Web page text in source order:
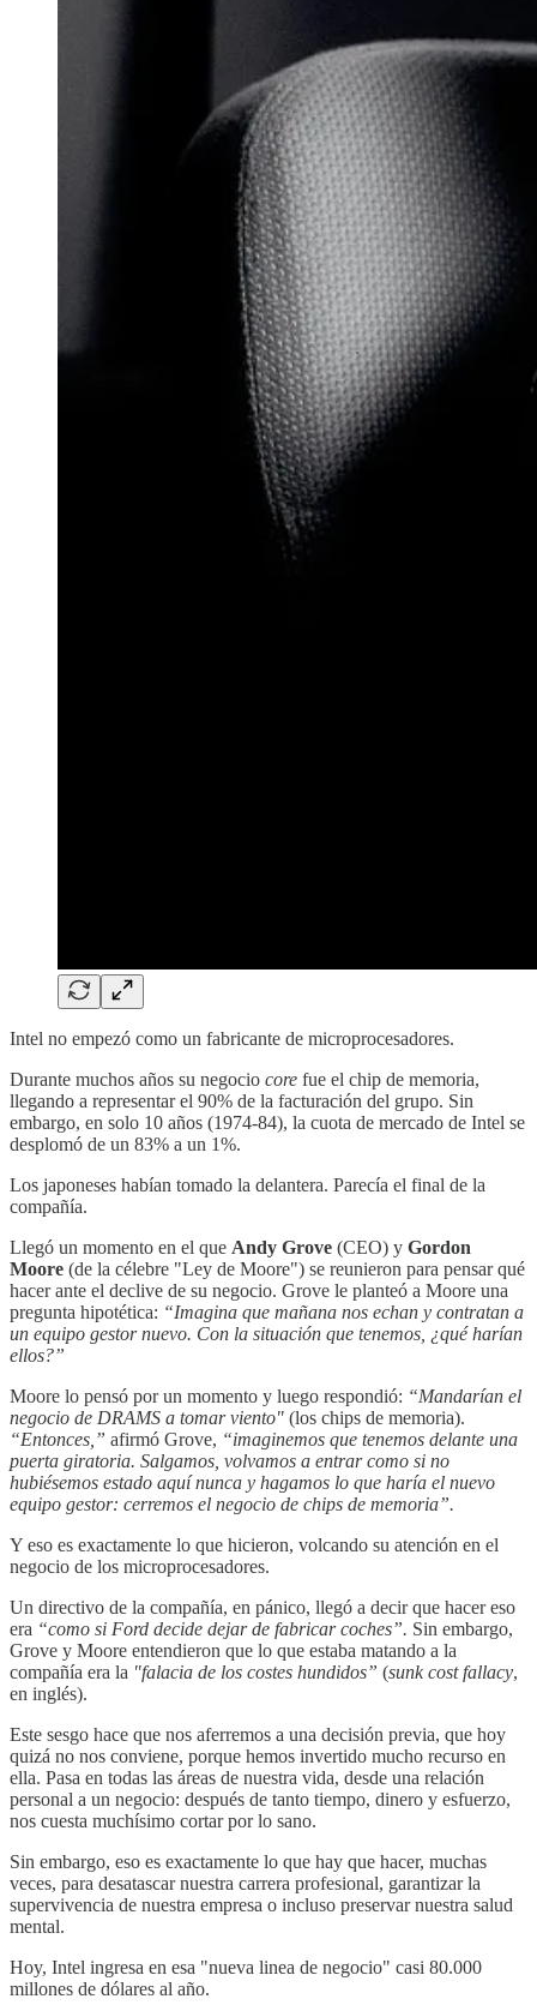
Intel no empezó como un fabricante de microprocesadores.
Durante muchos años su negocio core fue el chip de memoria,
llegando a representar el 90% de la facturación del grupo. Sin
embargo, en solo 10 años (1974-84), la cuota de mercado de Intel se
desplomó de un 83% a un 1%.
Los japoneses habían tomado la delantera. Parecía el final de la
compañía.
Llegó un momento en el que Andy Grove (CEO) y Gordon
Moore (de la célebre "Ley de Moore") se reunieron para pensar qué
hacer ante el declive de su negocio. Grove le planteó a Moore una
pregunta hipotética: “Imagina que mañana nos echan y contratan a
un equipo gestor nuevo. Con la situación que tenemos, ¿qué harían
ellos?”
Moore lo pensó por un momento y luego respondió: “Mandarían el
negocio de DRAMS a tomar viento" (los chips de memoria).
“Entonces,” afirmó Grove, “imaginemos que tenemos delante una
puerta giratoria. Salgamos, volvamos a entrar como si no
hubiésemos estado aquí nunca y hagamos lo que haría el nuevo
equipo gestor: cerremos el negocio de chips de memoria”.
Y eso es exactamente lo que hicieron, volcando su atención en el
negocio de los microprocesadores.
Un directivo de la compañía, en pánico, llegó a decir que hacer eso
era “como si Ford decide dejar de fabricar coches”. Sin embargo,
Grove y Moore entendieron que lo que estaba matando a la
compañía era la "falacia de los costes hundidos” (sunk cost fallacy,
en inglés).
Este sesgo hace que nos aferremos a una decisión previa, que hoy
quizá no nos conviene, porque hemos invertido mucho recurso en
ella. Pasa en todas las áreas de nuestra vida, desde una relación
personal a un negocio: después de tanto tiempo, dinero y esfuerzo,
nos cuesta muchísimo cortar por lo sano.
Sin embargo, eso es exactamente lo que hay que hacer, muchas
veces, para desatascar nuestra carrera profesional, garantizar la
supervivencia de nuestra empresa o incluso preservar nuestra salud
mental.
Hoy, Intel ingresa en esa "nueva linea de negocio" casi 80.000
millones de dólares al año.